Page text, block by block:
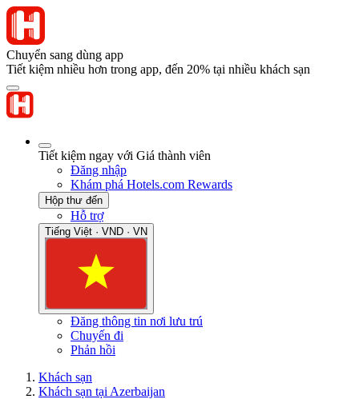
Chuyển sang dùng app
Tiết kiệm nhiều hơn trong app, đến 20% tại nhiều khách sạn
Tiết kiệm ngay với Giá thành viên
Đăng nhập
Khám phá Hotels.com Rewards
Hộp thư đến
Hỗ trợ
Tiếng Việt · VND · VN
Đăng thông tin nơi lưu trú
Chuyến đi
Phản hồi
Khách sạn
Khách sạn tại Azerbaijan